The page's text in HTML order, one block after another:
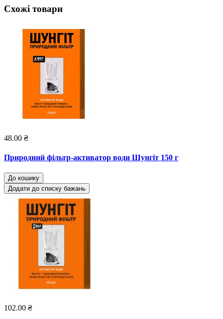
Схожі товари
48.00 ₴
Природний фільтр-активатор води Шунгіт 150 г
До кошику
Додати до списку бажань
102.00 ₴